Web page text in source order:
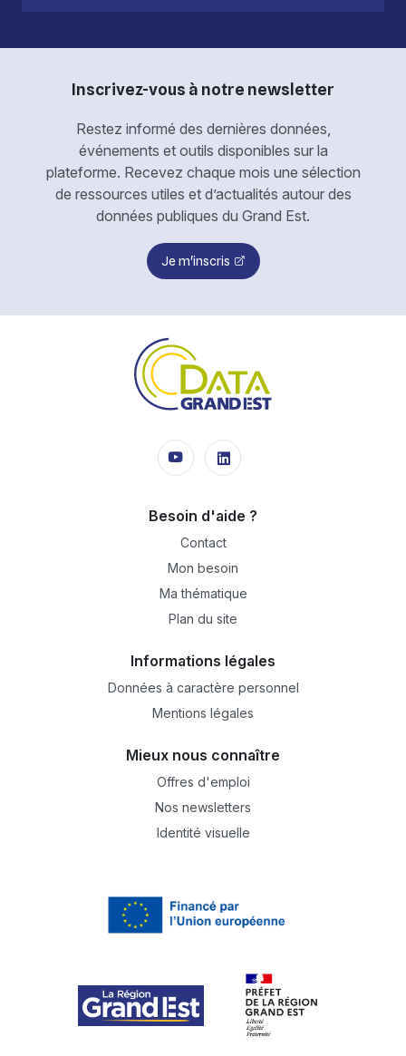
Inscrivez-vous à notre newsletter
Restez informé des dernières données,
événements et outils disponibles sur la
plateforme. Recevez chaque mois une sélection
de ressources utiles et d’actualités autour des
données publiques du Grand Est.
Je m'inscris
Besoin d'aide ?
Contact
Mon besoin
Ma thématique
Plan du site
Informations légales
Données à caractère personnel
Mentions légales
Mieux nous connaître
Offres d'emploi
Nos newsletters
Identité visuelle